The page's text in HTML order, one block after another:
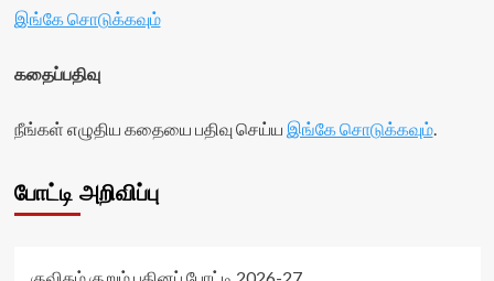
இங்கே சொடுக்கவும்
கதைப்பதிவு
நீங்கள் எழுதிய கதையை பதிவு செய்ய இங்கே சொடுக்கவும்.
போட்டி அறிவிப்பு